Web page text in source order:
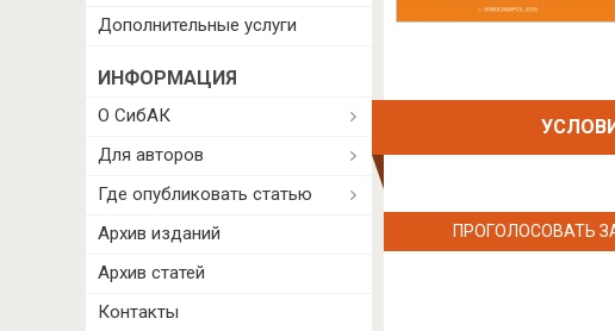
ПРОГОЛОСОВАТЬ
Дополнительные услуги
ИНФОРМАЦИЯ
О СибАК
Для авторов
Где опубликовать статью
Архив изданий
Архив статей
Контакты